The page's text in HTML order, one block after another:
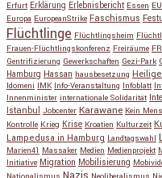
Erfurt Erklärung Erlebnisbericht Essen EU
Europa EuropeanStrike Faschismus
Flüchtlinge Flüchtlingsheim
Frauen-Flüchtlingskonferenz Freiräume
Gentrifizierung Gewerkschaften Gezi-Park
Hamburg Hassan hausbesetzung
Idomeni IMK Info-Veranstaltung Infoblatt
Innenminister internationale Solidarität
Istanbul Jobcenter Karawane Kein
Kontrolle Krieg Krise Kroatien Kulturzeit
Lampedusa in Hamburg Landtagswahl
Marien41 Massaker Medien Medienprojekt
Initiative Migration Mobilisierung